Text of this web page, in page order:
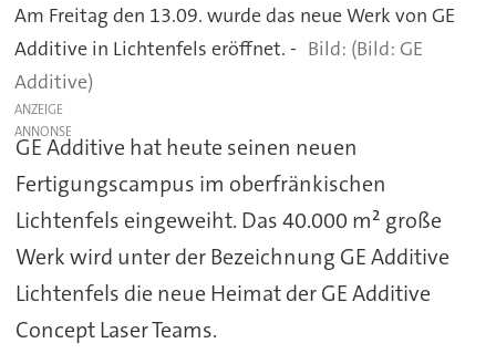
Am Freitag den 13.09. wurde das neue Werk von GE
Additive in Lichtenfels eröffnet. -
(Bild: GE
Additive)
ANZEIGE
GE Additive hat heute seinen neuen
Fertigungscampus im oberfränkischen
Lichtenfels eingeweiht. Das 40.000 m² große
Werk wird unter der Bezeichnung GE Additive
Lichtenfels die neue Heimat der GE Additive
Concept Laser Teams.